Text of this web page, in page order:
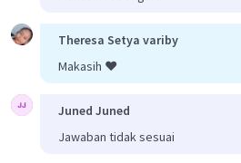
Theresa Setya variby
Makasih ❤️
Juned Juned
Jawaban tidak sesuai